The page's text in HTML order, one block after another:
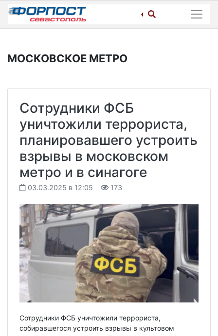
Skip
content
МОСКОВСКОЕ МЕТРО
Сотрудники ФСБ
уничтожили террориста,
планировавшего устроить
взрывы в московском
метро и в синагоге
03.03.2025 в 12:05 173
Сотрудники ФСБ уничтожили террориста,
собиравшегося устроить взрывы в культовом